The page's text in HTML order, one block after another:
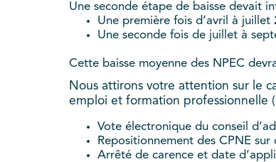
Une seconde étape de baisse devait
Une première fois d’avril à juillet
Une seconde fois de juillet à
Cette baisse moyenne des NPEC
Nous attirons votre attention sur le
emploi et formation professionnelle
Vote électronique du conseil
Repositionnement des CPNE
Arrêté de carence et date